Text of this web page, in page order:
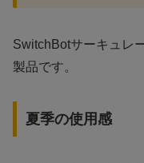
SwitchBotサーキュレ
製品です。
夏季の使用感